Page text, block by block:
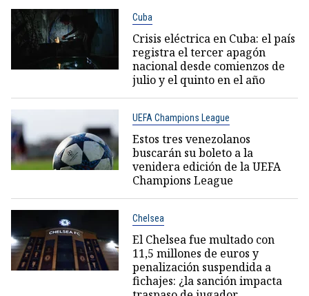
Cuba
Crisis eléctrica en Cuba: el país
registra el tercer apagón
nacional desde comienzos de
julio y el quinto en el año
UEFA Champions League
Estos tres venezolanos
buscarán su boleto a la
venidera edición de la UEFA
Champions League
Chelsea
El Chelsea fue multado con
11,5 millones de euros y
penalización suspendida a
fichajes: ¿la sanción impacta